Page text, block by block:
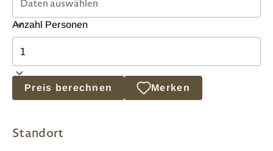
Anzahl Personen
Preis berechnen Merken
Standort